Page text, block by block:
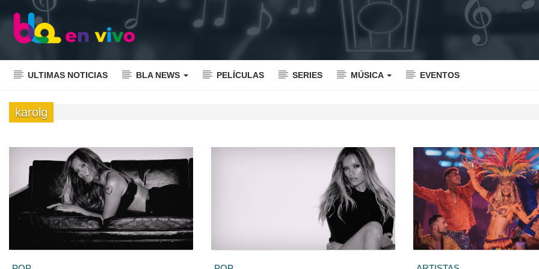
ULTIMAS NOTICIAS BLA NEWS PELÍCULAS SERIES MÚSICA EVENTOS
karolg